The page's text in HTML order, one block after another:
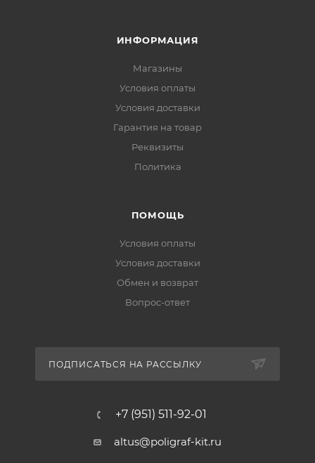
ИНФОРМАЦИЯ
Магазины
Условия оплаты
Условия доставки
Гарантия на товар
Реквизиты
Политика
ПОМОЩЬ
Условия оплаты
Условия доставки
Обмен и возврат
Вопрос-ответ
ПОДПИСАТЬСЯ НА РАССЫЛКУ
+7 (951) 511-92-01
altus@poligraf-kit.ru